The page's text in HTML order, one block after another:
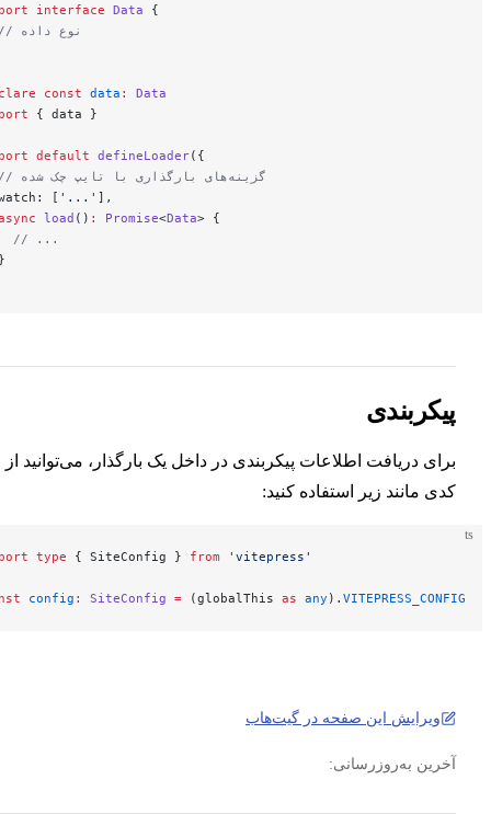
export interface
  // نوع داده
declare const data
export
{ data }
export default defineLoader
  watch: [
  async
load() : Promise <
    // ...
دریافت اطلاعات پیکربندی در داخل یک بارگذار، می‌توانید از
مانند زیر استفاده کنید:
import type { SiteConfig } from 'vitepress'
const config: SiteConfig = (globalThis as any).
این صفحه در گیت‌هاب
به‌روزرسانی‌: